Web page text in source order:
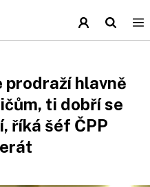
prodraží hlavně
ti dobří se
říká šéf ČPP